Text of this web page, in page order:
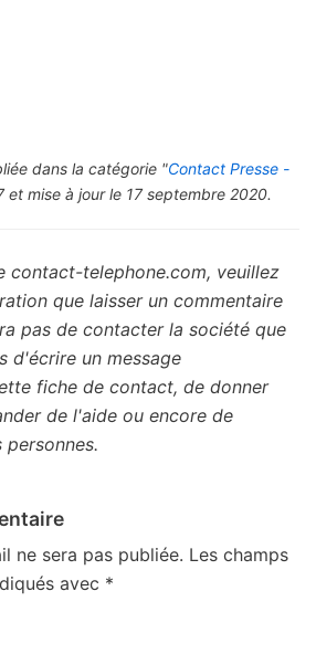
dans la catégorie "Contact Presse -
et mise à jour le 17 septembre 2020.
contact-telephone.com, veuillez
que laisser un commentaire
pas de contacter la société que
d'écrire un message
fiche de contact, de donner
de l'aide ou encore de
ne sera pas publiée. Les champs
avec *